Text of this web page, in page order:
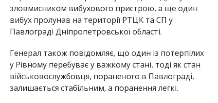
зловмисником вибухового пристрою, а ще один
вибух пролунав на території РТЦК та СП у
Павлограді Дніпропетровської області.
Генерал також повідомляє, що один із потерпілих
у Рівному перебуває у важкому стані, тоді як стан
військовослужбовця, пораненого в Павлограді,
залишається стабільним, а поранення легкі.